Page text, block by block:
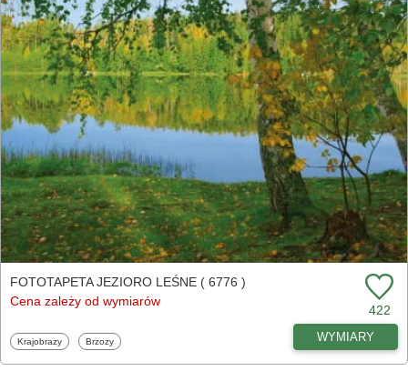
FOTOTAPETA JEZIORO LEŚNE ( 6776 )
Cena zależy od wymiarów
422
Fototapety
Krajobrazy Fototapety
Brzozy WYMIARY